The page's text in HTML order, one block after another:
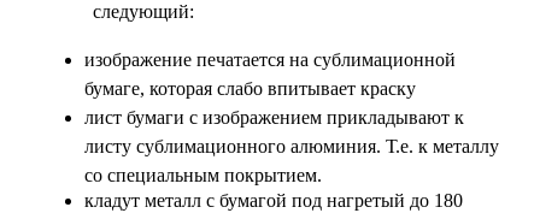
следующий:
изображение печатается на сублимационной
бумаге, которая слабо впитывает краску
лист бумаги с изображением прикладывают к
листу сублимационного алюминия. Т.е. к металлу
со специальным покрытием.
кладут металл с бумагой под нагретый до 180